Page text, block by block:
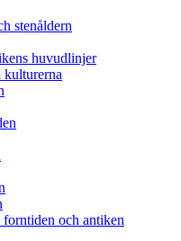
stenåldern
huvudlinjer
kulturerna
och antiken